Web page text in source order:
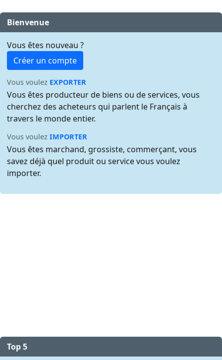
Bienvenue
Vous êtes nouveau ?
Créer un compte
Vous voulez EXPORTER
Vous êtes producteur de biens ou de services, vous
cherchez des acheteurs qui parlent le Français à
travers le monde entier.
Vous voulezIMPORTER
Vous êtes marchand, grossiste, commerçant, vous
savez déjà quel produit ou service vous voulez
importer.
Top 5